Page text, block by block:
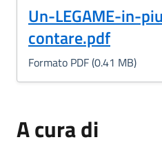
Un-LEGAME-in-
contare.pdf
(Formato PDF,
Formato PDF (0.41 MB)
A cura di